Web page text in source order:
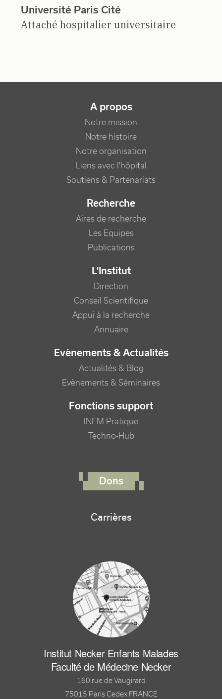
Université Paris Cité
Attaché hospitalier universitaire
NAVIGATION PRINCIPALE
A propos
Notre mission
Notre histoire
Notre organisation
Liens avec l'hôpital
Soutiens & Partenariats
Recherche
Aires de recherche
Les Equipes
Publications
L'Institut
Direction
Conseil Scientifique
Appui à la recherche
Annuaire
Evènements & Actualités
Actualités & Blog
Evènements & Séminaires
Fonctions support
INEM Pratique
Techno-Hub
Dons
Carrières
Institut Necker Enfants Malades
Faculté de Médecine Necker
160 rue de Vaugirard
75015 Paris Cedex FRANCE